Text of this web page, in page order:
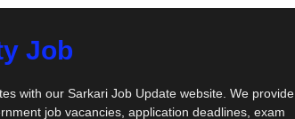
Job
with our Sarkari Job Update website. We provide
job vacancies, application deadlines, exam